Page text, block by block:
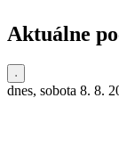
Aktuálne
dnes, sobota 8. 8.